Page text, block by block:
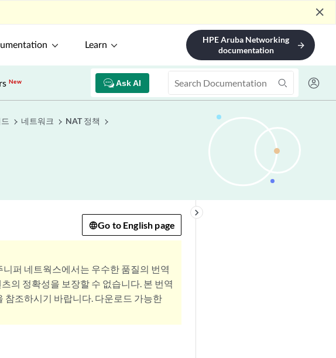
close
Learn
HPE Aruba Networking
documentation
arrow_forward
Ask AI
New
네트워크 NAT 정책
keyboard_arrow_right
Go to English page
퍼 네트웍스에서는 우수한 품질의 번역
의 정확성을 보장할 수 없습니다. 본 번역
참조하시기 바랍니다. 다운로드 가능한